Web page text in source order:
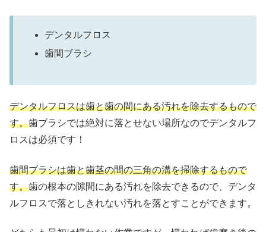
デンタルフロス
歯間ブラシ
デンタルフロスは歯と歯の間にある汚れを除去するもので
す。歯ブラシでは絶対に落とせない場所なのでデンタルフ
ロスは必須です！
歯間ブラシは歯と歯茎の間の三角の溝を掃除するもので
す。歯の根本の隙間にある汚れを除去できるので、デンタ
ルフロスで落としきれない汚れを落とすことができます。